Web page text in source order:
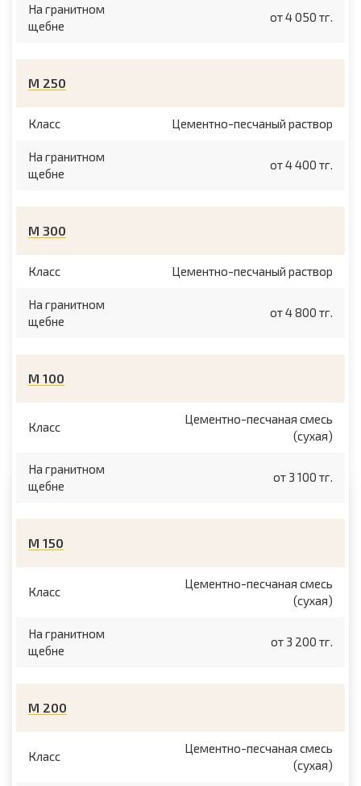
На гранитном
щебне
от 4 050 тг.
М 250
Класс Цементно-песчаный раствор
На гранитном
щебне
от 4 400 тг.
М 300
Класс Цементно-песчаный раствор
На гранитном
щебне
от 4 800 тг.
М 100
Класс
Цементно-песчаная смесь
(сухая)
На гранитном
щебне
от 3 100 тг.
М 150
Класс
Цементно-песчаная смесь
(сухая)
На гранитном
щебне
от 3 200 тг.
М 200
Класс
Цементно-песчаная смесь
(сухая)